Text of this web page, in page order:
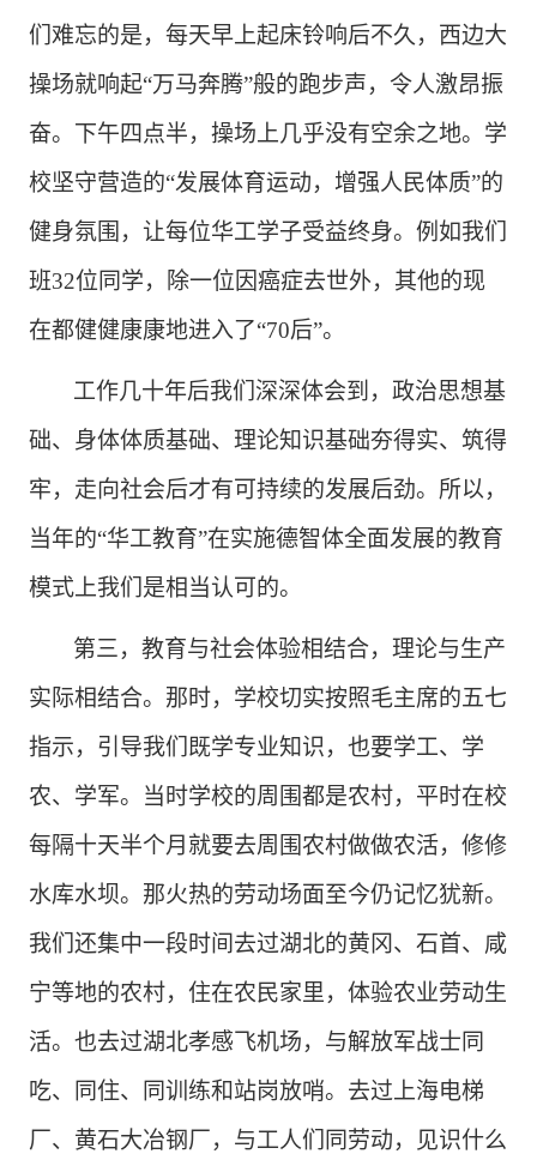
们难忘的是，每天早上起床铃响后不久，西边大
操场就响起“万马奔腾”般的跑步声，令人激昂振
奋。下午四点半，操场上几乎没有空余之地。学
校坚守营造的“发展体育运动，增强人民体质”的
健身氛围，让每位华工学子受益终身。例如我们
班32位同学，除一位因癌症去世外，其他的现
在都健健康康地进入了“70后”。
工作几十年后我们深深体会到，政治思想基
础、身体体质基础、理论知识基础夯得实、筑得
牢，走向社会后才有可持续的发展后劲。所以，
当年的“华工教育”在实施德智体全面发展的教育
模式上我们是相当认可的。
第三，教育与社会体验相结合，理论与生产
实际相结合。那时，学校切实按照毛主席的五七
指示，引导我们既学专业知识，也要学工、学
农、学军。当时学校的周围都是农村，平时在校
每隔十天半个月就要去周围农村做做农活，修修
水库水坝。那火热的劳动场面至今仍记忆犹新。
我们还集中一段时间去过湖北的黄冈、石首、咸
宁等地的农村，住在农民家里，体验农业劳动生
活。也去过湖北孝感飞机场，与解放军战士同
吃、同住、同训练和站岗放哨。去过上海电梯
厂、黄石大冶钢厂，与工人们同劳动，见识什么